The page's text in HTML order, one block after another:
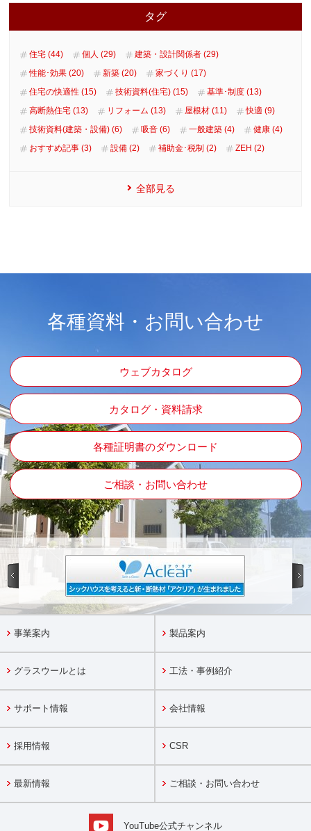
タグ
住宅 (44) 個人 (29)
建築・設計関係者 (29)
性能･効果 (20)
新築 (20)
家づくり (17)
住宅の快適性 (15)
技術資料(住宅) (15)
基準･制度 (13)
高断熱住宅 (13)
リフォーム (13) 屋根材 (11)
快適 (9)
技術資料(建築・設備) (6)
吸音 (6) 一般建築 (4)
健康 (4)
おすすめ記事 (3)
設備 (2) 補助金･税制 (2) ZEH (2)
全部見る
各種資料・お問い合わせ
ウェブカタログ
カタログ・資料請求
各種証明書のダウンロード
ご相談・お問い合わせ
事業案内 製品案内
グラスウールとは 工法・事例紹介
サポート情報 会社情報
採用情報 CSR
最新情報 ご相談・お問い合わせ
YouTube公式チャンネル